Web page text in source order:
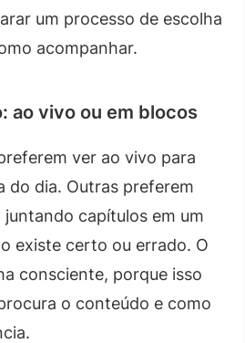
um processo de escolha
acompanhar.
ao vivo ou em blocos
ver ao vivo para
do dia. Outras preferem
capítulos em um
existe certo ou errado. O
consciente, porque isso
o conteúdo e como